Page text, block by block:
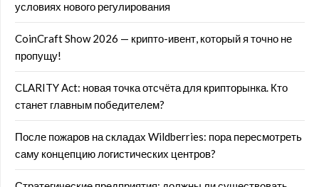
условиях нового регулирования
CoinCraft Show 2026 — крипто-ивент, который я точно не
пропущу!
CLARITY Act: новая точка отсчёта для крипторынка. Кто
станет главным победителем?
После пожаров на складах Wildberries: пора пересмотреть
саму концепцию логистических центров?